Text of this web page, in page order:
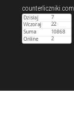
counterliczniki.com